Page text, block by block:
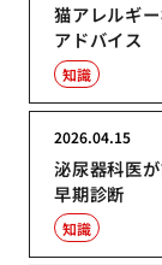
猫アレルギ
アドバイス
知識
泌尿器科医
早期診断
2026.04.15
知識